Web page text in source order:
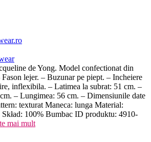
de Yong. Model confectionat din
Fason lejer. – Buzunar pe piept. – Incheiere
inflexibila. – Latimea la subrat: 51 cm. –
– Lungimea: 56 cm. – Dimensiunile date
texturat Maneca: lunga Material:
Skład: 100% Bumbac ID produktu: 4910-
mai mult